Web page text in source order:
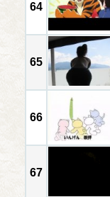
64
65
66
67